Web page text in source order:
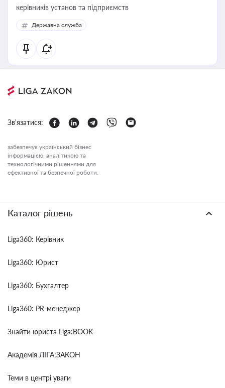
керівників установ та підприємств
Державна служба
Зв'язатися:
забезпечує український бізнес
інформацією, аналітикою та
технологічними рішеннями для
ефективної та безпечної роботи.
Каталог рішень
Liga360: Керівник
Liga360: Юрист
Liga360: Бухгалтер
Liga360: PR-менеджер
Знайти юриста Liga:BOOK
Академія ЛІГА:ЗАКОН
Теми в центрі уваги